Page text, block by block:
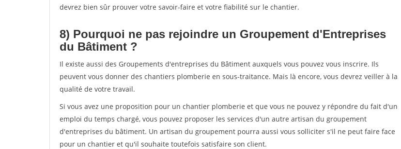
devrez bien sûr prouver votre savoir-faire et votre fiabilité sur le chantier.
8) Pourquoi ne pas rejoindre un Groupement d'Entreprises
du Bâtiment ?
Il existe aussi des Groupements d'entreprises du Bâtiment auxquels vous pouvez vous inscrire. Ils
peuvent vous donner des chantiers plomberie en sous-traitance. Mais là encore, vous devrez veiller à la
qualité de votre travail.
Si vous avez une proposition pour un chantier plomberie et que vous ne pouvez y répondre du fait d'un
emploi du temps chargé, vous pouvez proposer les services d'un autre artisan du groupement
d'entreprises du bâtiment. Un artisan du groupement pourra aussi vous solliciter s'il ne peut faire face
pour un chantier et qu'il souhaite toutefois satisfaire son client.